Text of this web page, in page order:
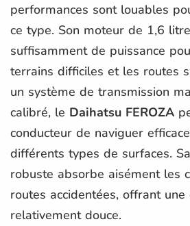
performances sont louables
ce type. Son moteur de 1,6
suffisamment de puissance
terrains difficiles et les routes
un système de transmission
calibré, le Daihatsu FEROZA
conducteur de naviguer
différents types de surfaces.
robuste absorbe aisément les
routes accidentées, offrant une
relativement douce.